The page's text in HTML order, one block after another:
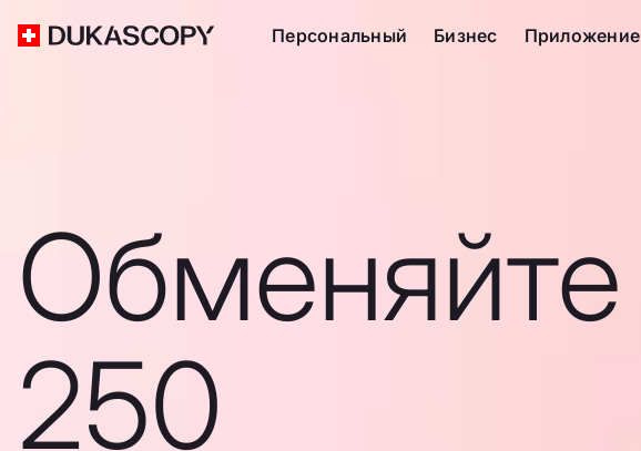
Персональный Бизнес Приложение
Обменяйте
250